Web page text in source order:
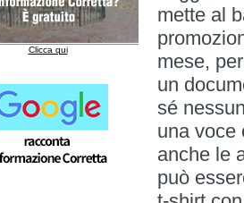
Clicca qui
mette al
mese,
un
sé
una voce
anche le
può